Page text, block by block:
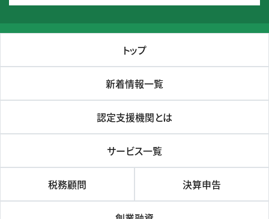
トップ
新着情報一覧
認定支援機関とは
サービス一覧
税務顧問 決算申告